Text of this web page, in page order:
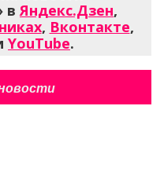
вЯндекс.Дзен,
, Вконтакте,
YouTube.